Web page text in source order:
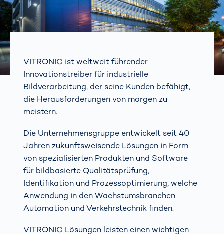
VITRONIC ist weltweit führender
Innovationstreiber für industrielle
Bildverarbeitung, der seine Kunden befähigt,
die Herausforderungen von morgen zu
meistern.
Die Unternehmensgruppe entwickelt seit 40
Jahren zukunftsweisende Lösungen in Form
von spezialisierten Produkten und Software
für bildbasierte Qualitätsprüfung,
Identifikation und Prozessoptimierung, welche
Anwendung in den Wachstumsbranchen
Automation und Verkehrstechnik finden.
VITRONIC Lösungen leisten einen wichtigen